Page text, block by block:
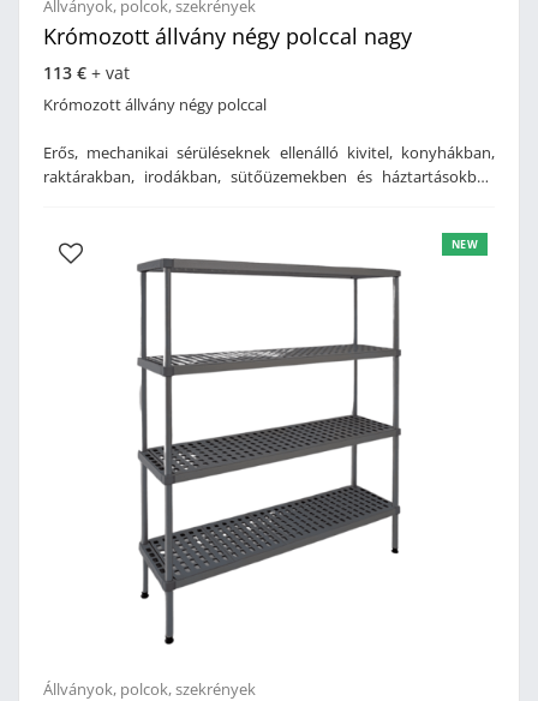
Állványok, polcok, szekrények
Krómozott állvány négy polccal nagy
113 € + vat
Krómozott állvány négy polccal
Erős, mechanikai sérüléseknek ellenálló kivitel, konyhákban,
raktárakban, irodákban, sütőüzemekben és háztartásokban
összeállítható, kapacitás: max. 100 kg/szint, anyaga: krómozott
fém drót. Méret: 1220x460x1830 mm
Állványok, polcok, szekrények
NEW